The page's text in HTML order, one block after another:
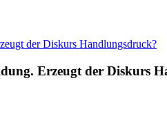
Erzeugt der Diskurs